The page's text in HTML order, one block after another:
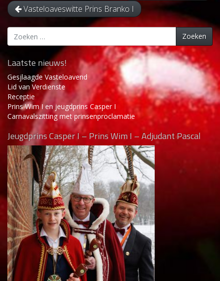
Vasteloaveswitte Prins Branko I
Zoeken
naar:
Zoeken
Laatste nieuws!
Gesjlaagde Vasteloavend
Lid van Verdienste
Receptie
Prins Wim I en jeugdprins Casper I
Carnavalszitting met prinsenproclamatie
Jeugdprins Casper I – Prins Wim I – Adjudant Pascal